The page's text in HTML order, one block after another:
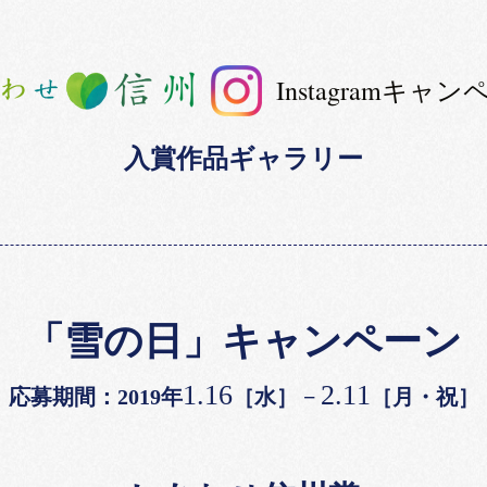
Instagramキャン
入賞作品ギャラリー
「雪の日」キャンペーン
応募期間：2019年1.16［水］ − 2.11 ［月・祝］